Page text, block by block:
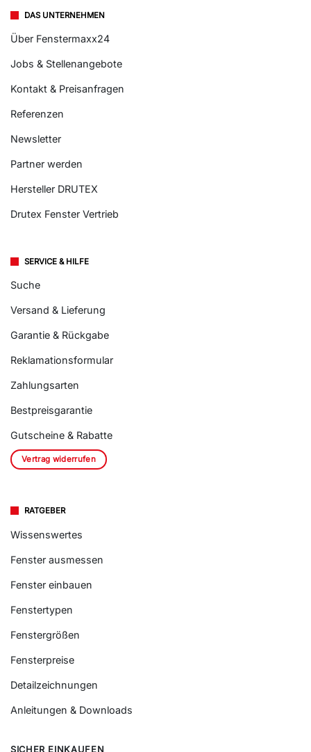
DAS UNTERNEHMEN
Über Fenstermaxx24
Jobs & Stellenangebote
Kontakt & Preisanfragen
Referenzen
Newsletter
Partner werden
Hersteller DRUTEX
Drutex Fenster Vertrieb
SERVICE & HILFE
Suche
Versand & Lieferung
Garantie & Rückgabe
Reklamationsformular
Zahlungsarten
Bestpreisgarantie
Gutscheine & Rabatte
Vertrag widerrufen
RATGEBER
Wissenswertes
Fenster ausmessen
Fenster einbauen
Fenstertypen
Fenstergrößen
Fensterpreise
Detailzeichnungen
Anleitungen & Downloads
SICHER EINKAUFEN